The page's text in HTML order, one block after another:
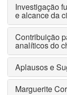
Investigação
e alcance da
Contribuição
analíticos do
Aplausos e
Marguerite